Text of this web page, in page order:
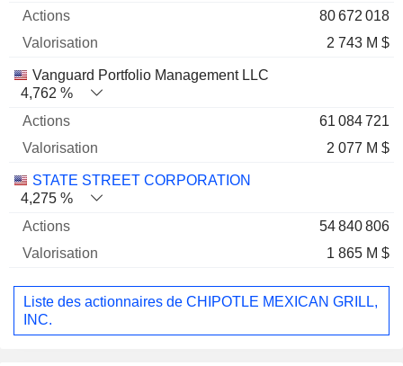
80 672 018
2 743 M $
Vanguard Portfolio Management LLC
4,762 %
61 084 721
2 077 M $
STATE STREET CORPORATION
4,275 %
54 840 806
1 865 M $
Liste des actionnaires de CHIPOTLE MEXICAN GRILL,
INC.